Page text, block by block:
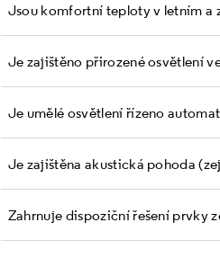
Jsou komfortní teploty v letním a
Je zajištěno přirozené osvětlení
Je umělé osvětlení řízeno
Je zajištěna akustická pohoda
Zahrnuje dispoziční řešení prvky